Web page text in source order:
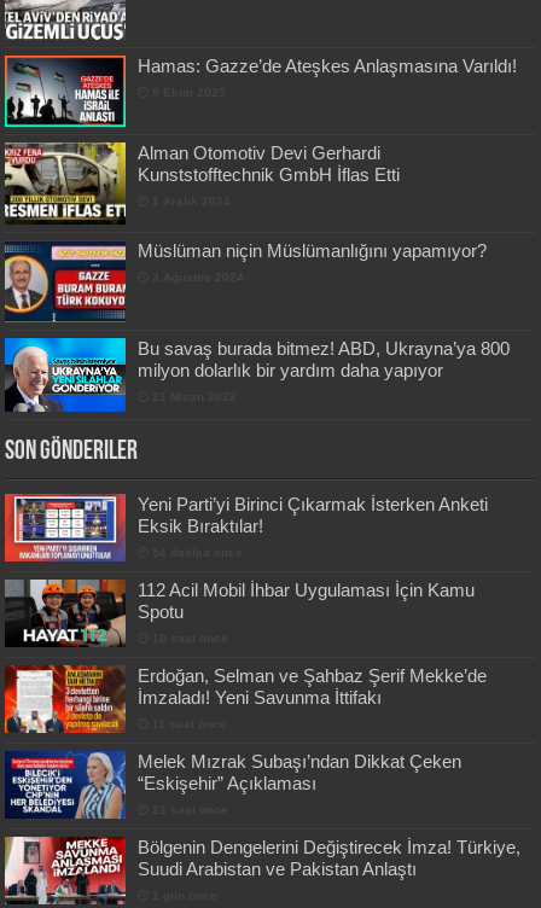
Hamas: Gazze’de Ateşkes Anlaşmasına Varıldı!
Alman Otomotiv Devi Gerhardi
Kunststofftechnik GmbH İflas Etti
Müslüman niçin Müslümanlığını yapamıyor?
Bu savaş burada bitmez! ABD, Ukrayna’ya 800
milyon dolarlık bir yardım daha yapıyor
Son Gönderiler
Yeni Parti’yi Birinci Çıkarmak İsterken Anketi
Eksik Bıraktılar!
112 Acil Mobil İhbar Uygulaması İçin Kamu
Spotu
Erdoğan, Selman ve Şahbaz Şerif Mekke’de
İmzaladı! Yeni Savunma İttifakı
Melek Mızrak Subaşı’ndan Dikkat Çeken
“Eskişehir” Açıklaması
Bölgenin Dengelerini Değiştirecek İmza! Türkiye,
Suudi Arabistan ve Pakistan Anlaştı